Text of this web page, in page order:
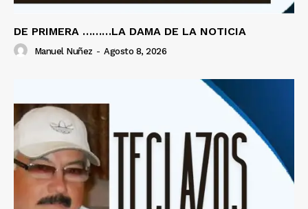
DE PRIMERA ………LA DAMA DE LA NOTICIA
Manuel Nuñez - Agosto 8, 2026